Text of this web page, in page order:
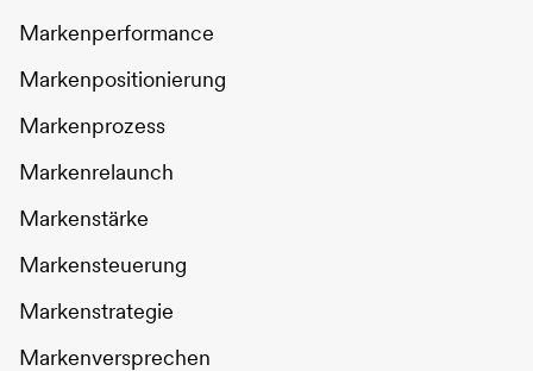
Markenperformance
Markenpositionierung
Markenprozess
Markenrelaunch
Markenstärke
Markensteuerung
Markenstrategie
Markenversprechen